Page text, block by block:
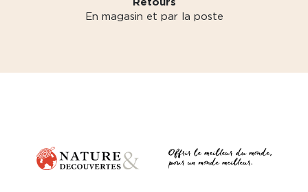
En magasin et par la poste